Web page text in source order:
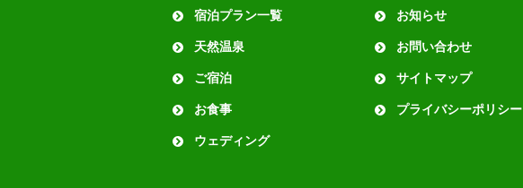
宿泊プラン一覧
天然温泉
ご宿泊
お食事
ウェディング
お知らせ
お問い合わせ
サイトマップ
プライバシーポリシー